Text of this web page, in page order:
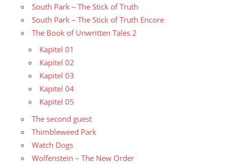
South Park – The Stick of Truth
South Park – The Stick of Truth Encore
The Book of Unwritten Tales 2
Kapitel 01
Kapitel 02
Kapitel 03
Kapitel 04
Kapitel 05
The second guest
Thimbleweed Park
Watch Dogs
Wolfenstein – The New Order